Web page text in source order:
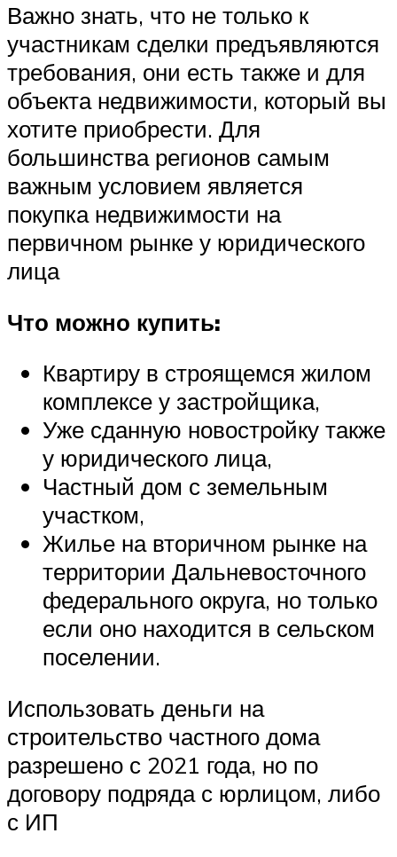
Важно знать, что не только к
участникам сделки предъявляются
требования, они есть также и для
объекта недвижимости, который вы
хотите приобрести. Для
большинства регионов самым
важным условием является
покупка недвижимости на
первичном рынке у юридического
лица
Что можно купить:
Квартиру в строящемся жилом
комплексе у застройщика,
Уже сданную новостройку также
у юридического лица,
Частный дом с земельным
участком,
Жилье на вторичном рынке на
территории Дальневосточного
федерального округа, но только
если оно находится в сельском
поселении.
Использовать деньги на
строительство частного дома
разрешено с 2021 года, но по
договору подряда с юрлицом, либо
с ИП